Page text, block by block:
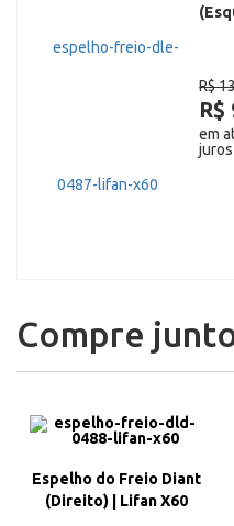
R$
R$
em
juros
Compre
Espelho do Freio Diant
(Direito) | Lifan X60